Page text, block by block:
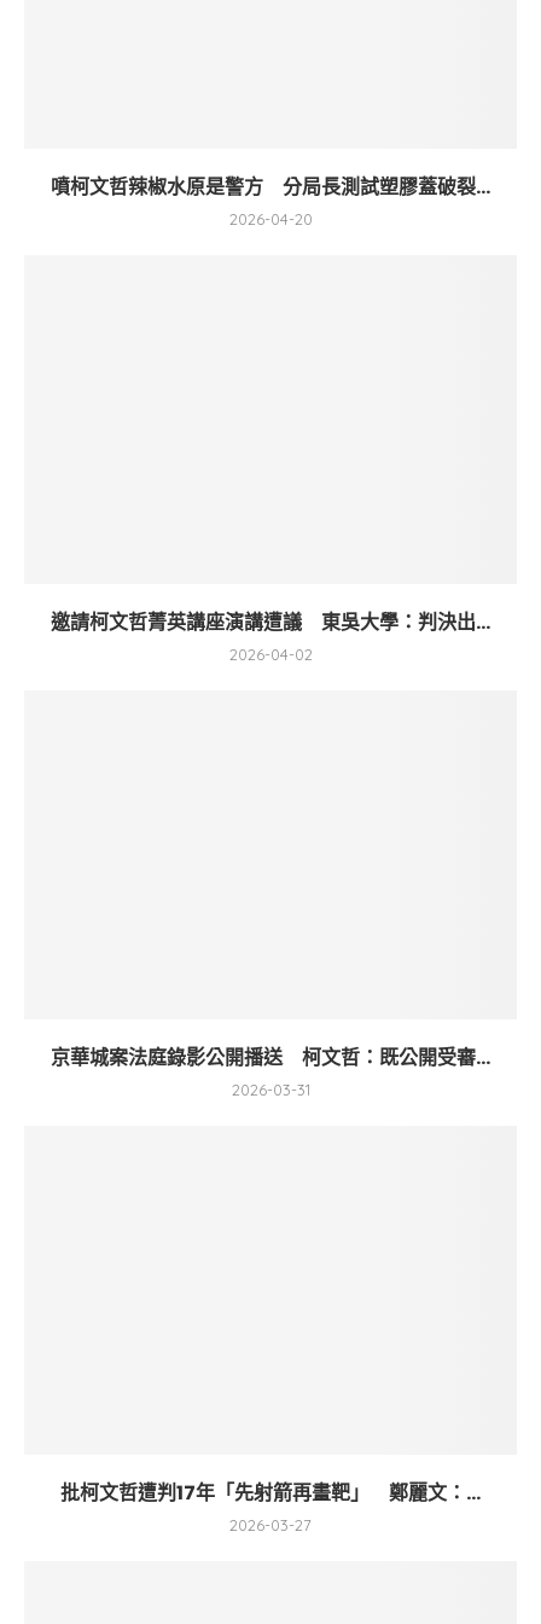
噴柯文哲辣椒水原是警方 分局長測試塑膠蓋破裂...
2026-04-20
邀請柯文哲菁英講座演講遭議 東吳大學：判決出...
2026-04-02
京華城案法庭錄影公開播送 柯文哲：既公開受審...
2026-03-31
批柯文哲遭判17年「先射箭再畫靶」 鄭麗文：...
2026-03-27